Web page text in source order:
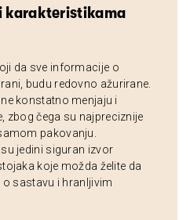
karakteristikama
da sve informacije o
budu redovno ažurirane.
konstatno menjaju i
zbog čega su najpreciznije
pakovanju.
jedini siguran izvor
koje možda želite da
o sastavu i hranljivim